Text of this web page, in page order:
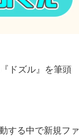
ドズル』を筆頭
する中で新規ファ